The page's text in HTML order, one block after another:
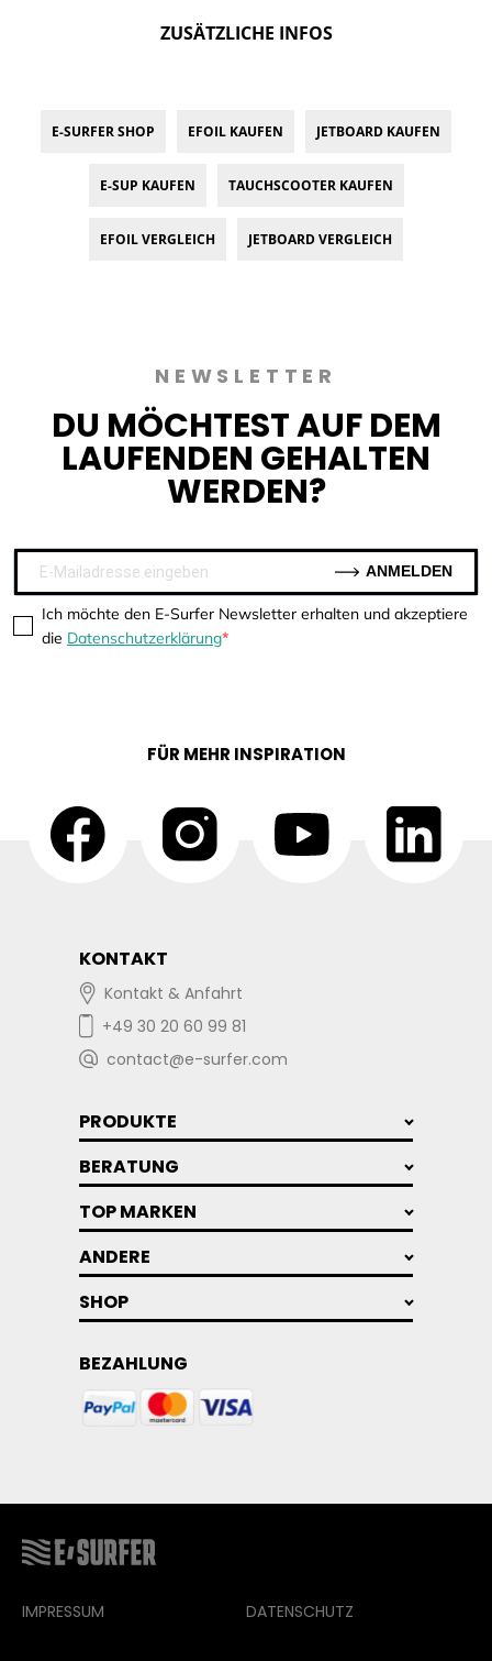
ZUSÄTZLICHE INFOS
E-SURFER SHOP EFOIL KAUFEN JETBOARD KAUFEN
E-SUP KAUFEN TAUCHSCOOTER KAUFEN
EFOIL VERGLEICH JETBOARD VERGLEICH
NEWSLETTER
DU MÖCHTEST AUF DEM
LAUFENDEN GEHALTEN
WERDEN?
Ich möchte den E-Surfer Newsletter erhalten und akzeptiere
die Datenschutzerklärung
ANMELDEN
FÜR MEHR INSPIRATION
KONTAKT
Kontakt & Anfahrt
+49 30 20 60 99 81
contact@e-surfer.com
PRODUKTE
BERATUNG
TOP MARKEN
ANDERE
SHOP
BEZAHLUNG
IMPRESSUM DATENSCHUTZ